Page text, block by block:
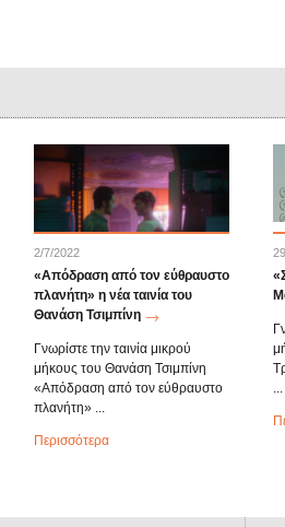
2/7/2022
«Απόδραση από τον εύθραυστο
πλανήτη» η νέα ταινία του
Θανάση Τσιμπίνη
Γνωρίστε την ταινία μικρού
μήκους του Θανάση Τσιμπίνη
«Απόδραση από τον εύθραυστο
πλανήτη» ...
Περισσότερα
...